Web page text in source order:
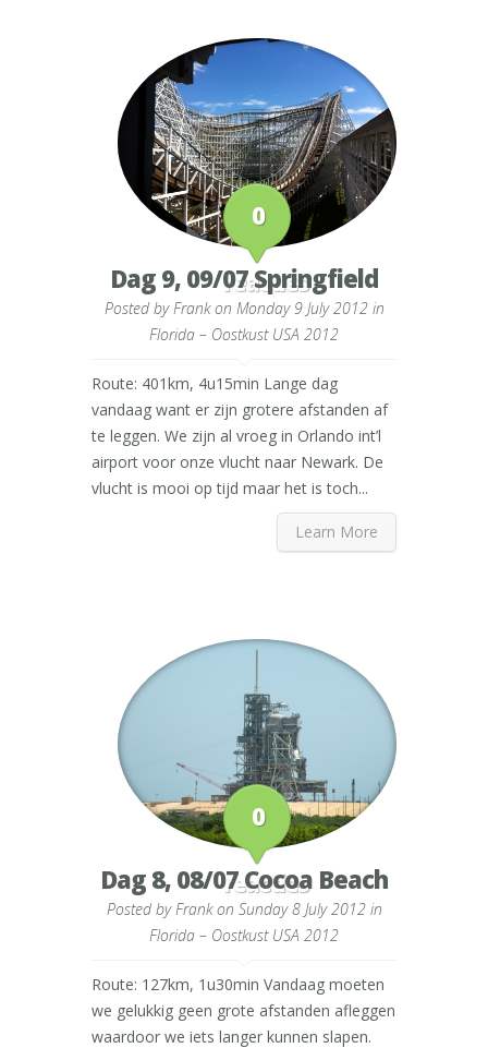
0
reacties
Dag 9, 09/07 Springfield
Posted by Frankon Monday 9 July 2012 in
Florida – Oostkust USA 2012
Route: 401km, 4u15min Lange dag
vandaag want er zijn grotere afstanden af
te leggen. We zijn al vroeg in Orlando int’l
airport voor onze vlucht naar Newark. De
vlucht is mooi op tijd maar het is toch...
Learn More
0
reacties
Dag 8, 08/07 Cocoa Beach
Posted by Frankon Sunday 8 July 2012 in
Florida – Oostkust USA 2012
Route: 127km, 1u30min Vandaag moeten
we gelukkig geen grote afstanden afleggen
waardoor we iets langer kunnen slapen.